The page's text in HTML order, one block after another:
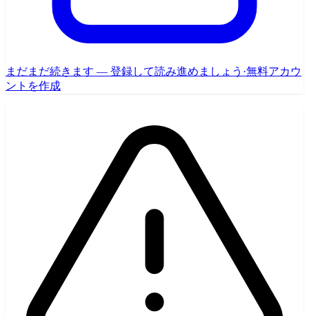
まだまだ続きます — 登録して読み進めましょう ·無料アカウ
ントを作成